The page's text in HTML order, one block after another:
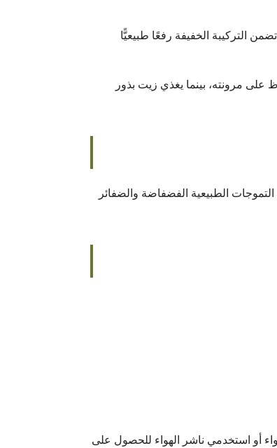
التركيبة الخفيفة رفعًا طبيعيًّا
على مرونته، بينما يغذي زيت بذور
الطبيعية الفضفاضة والضفائر
أو استخدمي ناشر الهواء للحصول على